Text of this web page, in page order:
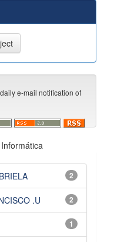
e-mail notification of
2
2
.U
1